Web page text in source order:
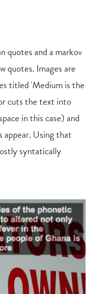
quotes and a markov
quotes. Images are
titled 'Medium is the
cuts the text into
in this case) and
appear. Using that
syntatically